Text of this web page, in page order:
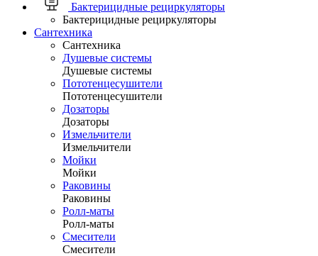
Бактерицидные рециркуляторы
Бактерицидные рециркуляторы
Сантехника
Сантехника
Душевые системы
Душевые системы
Пототенцесушители
Пототенцесушители
Дозаторы
Дозаторы
Измельчители
Измельчители
Мойки
Мойки
Раковины
Раковины
Ролл-маты
Ролл-маты
Смесители
Смесители